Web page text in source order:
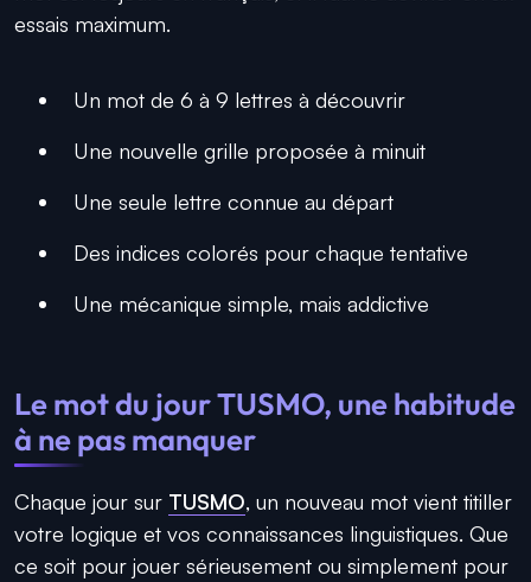
essais maximum.
Un mot de 6 à 9 lettres à découvrir
Une nouvelle grille proposée à minuit
Une seule lettre connue au départ
Des indices colorés pour chaque tentative
Une mécanique simple, mais addictive
Le mot du jour TUSMO, une habitude
à ne pas manquer
Chaque jour sur TUSMO, un nouveau mot vient titiller
votre logique et vos connaissances linguistiques. Que
ce soit pour jouer sérieusement ou simplement pour